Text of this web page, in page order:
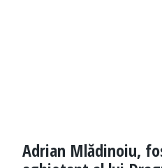
Adrian Mlădinoiu,